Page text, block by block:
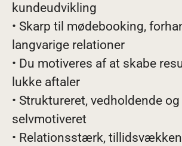
kundeudvikling
• Skarp til mødebooking,
langvarige relationer
• Du motiveres af at skabe
lukke aftaler
• Struktureret, vedholdende og
selvmotiveret
• Relationsstærk,